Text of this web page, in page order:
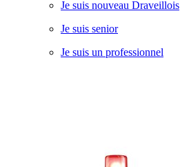
Je suis nouveau Draveillois
Je suis senior
Je suis un professionnel